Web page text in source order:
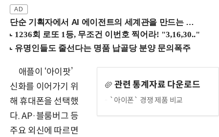
단순 기획자에서 AI 에이전트의 세계관을 만드는 지식 설계자로.. (8/20 강남역)
관련 통계자료 다운로드
`아이폰` 경쟁 제품 비교
애플이 ‘아이팟’
신화를 이어가기 위
해 휴대폰을 선택했
다. AP·블룸버그 등
주요 외신에 따르면